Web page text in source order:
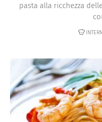
pasta alla ricchezza